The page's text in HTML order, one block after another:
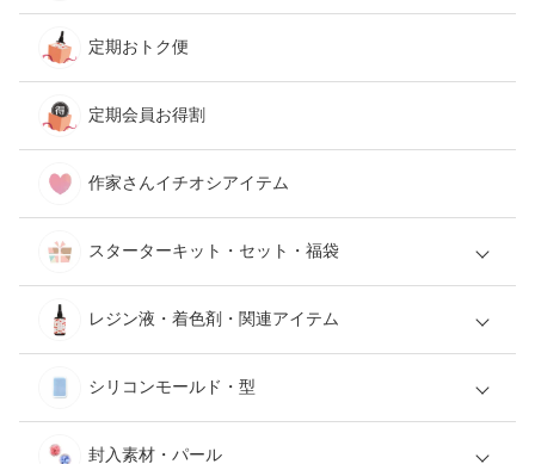
定期おトク便
定期会員お得割
作家さんイチオシアイテム
スターターキット・セット・福袋
レジン液・着色剤・関連アイテム
シリコンモールド・型
封入素材・パール